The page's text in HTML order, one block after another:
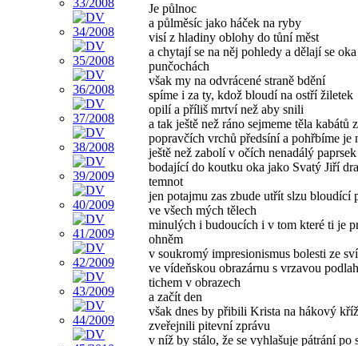
Je půlnoc
a půlměsíc jako háček na ryby
visí z hladiny oblohy do tůní měst
a chytají se na něj pohledy a dělají se
punčochách
však my na odvrácené straně bdění
spíme i za ty, kdož bloudí na ostří žiletek
opilí a příliš mrtví než aby snili
a tak ještě než ráno sejmeme těla kabátů z
popravčích vrchů předsíní a pohřbíme je
ještě než zabolí v očích nenadálý
bodající do koutku oka jako Svatý Jiří
temnot
jen potajmu zas zbude utřít slzu bloudící
ve všech mých tělech
minulých i budoucích i v tom které ti je
ohněm
v soukromý impresionismus bolesti ze
ve vídeňskou obrazárnu s vrzavou
tichem v obrazech
a začít den
však dnes by přibili Krista na hákový
zveřejnili pitevní zprávu
v níž by stálo, že se vyhlašuje pátrání po